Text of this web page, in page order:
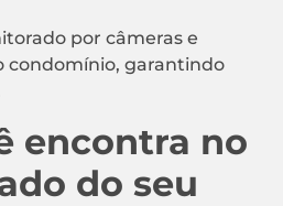
por câmeras e
condomínio, garantindo
encontra no
do seu